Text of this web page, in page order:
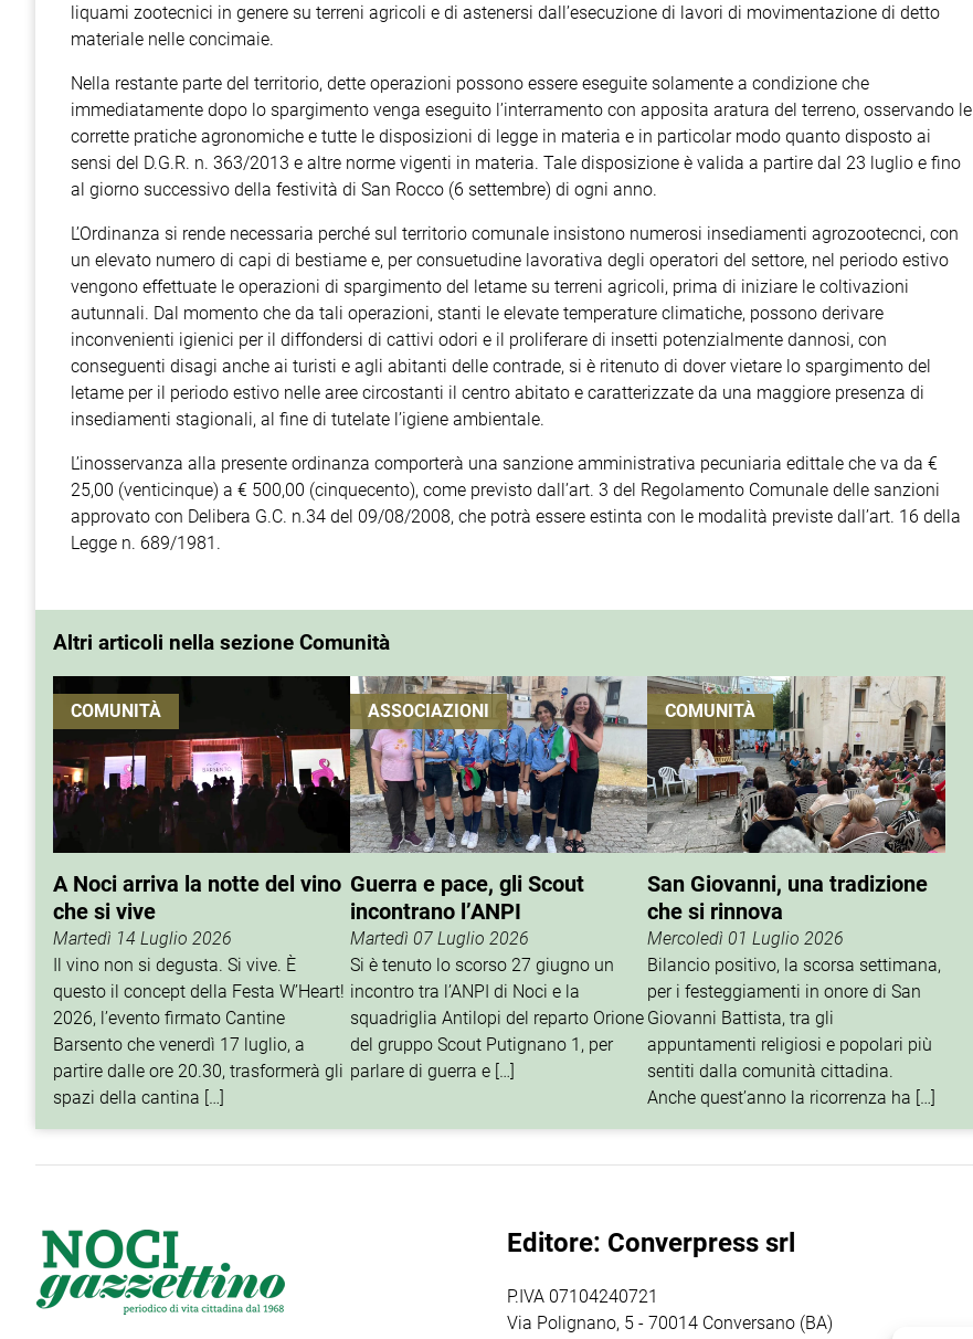
liquami zootecnici in genere su terreni agricoli e di astenersi dall’esecuzione di lavori di movimentazione di detto
materiale nelle concimaie.
Nella restante parte del territorio, dette operazioni possono essere eseguite solamente a condizione che
immediatamente dopo lo spargimento venga eseguito l’interramento con apposita aratura del terreno, osservando le
corrette pratiche agronomiche e tutte le disposizioni di legge in materia e in particolar modo quanto disposto ai
sensi del D.G.R. n. 363/2013 e altre norme vigenti in materia. Tale disposizione è valida a partire dal 23 luglio e fino
al giorno successivo della festività di San Rocco (6 settembre) di ogni anno.
L’Ordinanza si rende necessaria perché sul territorio comunale insistono numerosi insediamenti agrozootecnci, con
un elevato numero di capi di bestiame e, per consuetudine lavorativa degli operatori del settore, nel periodo estivo
vengono effettuate le operazioni di spargimento del letame su terreni agricoli, prima di iniziare le coltivazioni
autunnali. Dal momento che da tali operazioni, stanti le elevate temperature climatiche, possono derivare
inconvenienti igienici per il diffondersi di cattivi odori e il proliferare di insetti potenzialmente dannosi, con
conseguenti disagi anche ai turisti e agli abitanti delle contrade, si è ritenuto di dover vietare lo spargimento del
letame per il periodo estivo nelle aree circostanti il centro abitato e caratterizzate da una maggiore presenza di
insediamenti stagionali, al fine di tutelate l’igiene ambientale.
L’inosservanza alla presente ordinanza comporterà una sanzione amministrativa pecuniaria edittale che va da €
25,00 (venticinque) a € 500,00 (cinquecento), come previsto dall’art. 3 del Regolamento Comunale delle sanzioni
approvato con Delibera G.C. n.34 del 09/08/2008, che potrà essere estinta con le modalità previste dall’art. 16 della
Legge n. 689/1981.
Altri articoli nella sezione Comunità
COMUNITÀ
A Noci arriva la notte del vino
che si vive
Martedì 14 Luglio 2026
Il vino non si degusta. Si vive. È
questo il concept della Festa W’Heart!
2026, l’evento firmato Cantine
Barsento che venerdì 17 luglio, a
partire dalle ore 20.30, trasformerà gli
spazi della cantina […]
ASSOCIAZIONI
Guerra e pace, gli Scout
incontrano l’ANPI
Martedì 07 Luglio 2026
Si è tenuto lo scorso 27 giugno un
incontro tra l’ANPI di Noci e la
squadriglia Antilopi del reparto Orione
del gruppo Scout Putignano 1, per
parlare di guerra e […]
COMUNITÀ
San Giovanni, una tradizione
che si rinnova
Mercoledì 01 Luglio 2026
Bilancio positivo, la scorsa settimana,
per i festeggiamenti in onore di San
Giovanni Battista, tra gli
appuntamenti religiosi e popolari più
sentiti dalla comunità cittadina.
Anche quest’anno la ricorrenza ha […]
Editore: Converpress srl
P.IVA 07104240721
Via Polignano, 5 - 70014 Conversano (BA)